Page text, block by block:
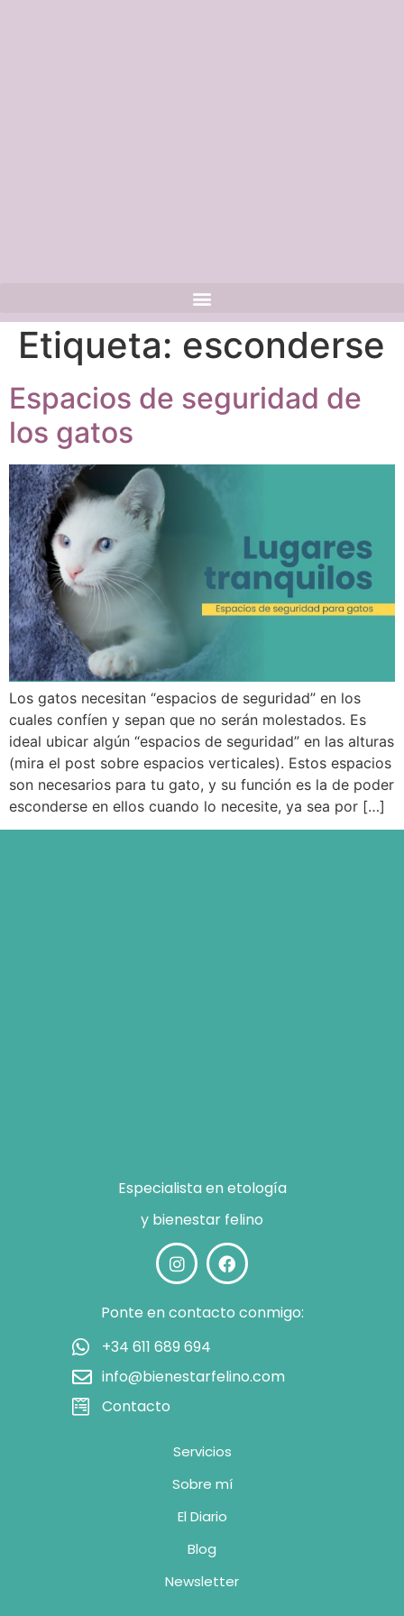
Etiqueta: esconderse
Espacios de seguridad de
los gatos
Los gatos necesitan “espacios de seguridad” en los
cuales confíen y sepan que no serán molestados. Es
ideal ubicar algún “espacios de seguridad” en las alturas
(mira el post sobre espacios verticales). Estos espacios
son necesarios para tu gato, y su función es la de poder
esconderse en ellos cuando lo necesite, ya sea por […]
Especialista en etología
y bienestar felino
Ponte en contacto conmigo:
+34 611 689 694
info@bienestarfelino.com
Contacto
Servicios
Sobre mí
El Diario
Blog
Newsletter